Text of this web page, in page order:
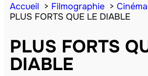
Accueil Filmographie
Cinéma
PLUS FORTS QUE LE DIABLE
PLUS FORTS
DIABLE